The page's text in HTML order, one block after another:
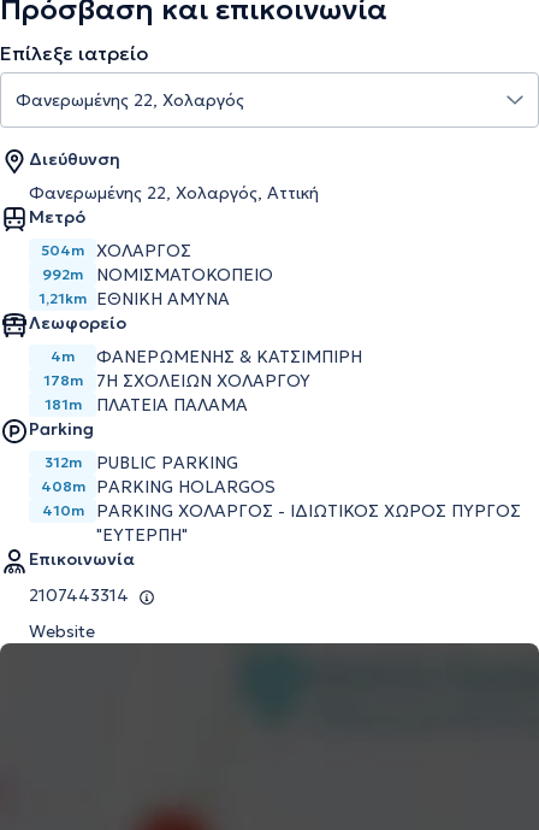
Πρόσβαση και επικοινωνία
Επίλεξε ιατρείο
Διεύθυνση
Φανερωμένης 22, Χολαργός, Αττική
Μετρό
504m ΧΟΛΑΡΓΟΣ
992m ΝΟΜΙΣΜΑΤΟΚΟΠΕΙΟ
1,21km ΕΘΝΙΚΗ ΑΜΥΝΑ
Λεωφορείο
4m ΦΑΝΕΡΩΜΕΝΗΣ & ΚΑΤΣΙΜΠΙΡΗ
178m 7Η ΣΧΟΛΕΙΩΝ ΧΟΛΑΡΓΟΥ
181m
ΠΛΑΤΕΙΑ ΠΑΛΑΜΑ
Parking
312m PUBLIC PARKING
408m PARKING HOLARGOS
410m
PARKING XOΛΑΡΓΟΣ - ΙΔΙΩΤΙΚΟΣ ΧΩΡΟΣ ΠΥΡΓΟΣ
"ΕΥΤΕΡΠΗ"
Επικοινωνία
2107443314
Website